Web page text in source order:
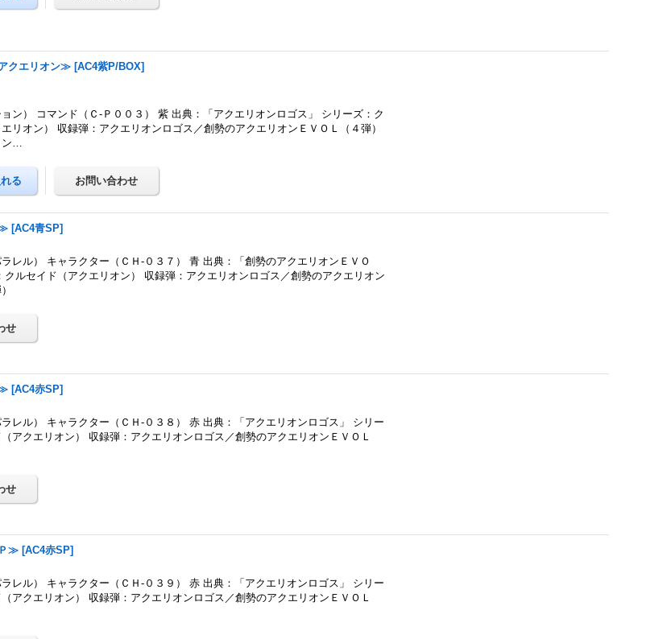
クエリオン≫ [AC4紫P/BOX]
ョン） コマンド（Ｃ-Ｐ００３） 紫 出典：「アクエリオンロゴス」 シリーズ：ク
リオン） 収録弾：アクエリオンロゴス／創勢のアクエリオンＥＶＯＬ（４弾）
ン…
[AC4青SP]
ラレル） キャラクター（ＣＨ-０３７） 青 出典：「創勢のアクエリオンＥＶＯ
クルセイド（アクエリオン） 収録弾：アクエリオンロゴス／創勢のアクエリオン
[AC4赤SP]
ラレル） キャラクター（ＣＨ-０３８） 赤 出典：「アクエリオンロゴス」 シリー
アクエリオン） 収録弾：アクエリオンロゴス／創勢のアクエリオンＥＶＯＬ
≫ [AC4赤SP]
ラレル） キャラクター（ＣＨ-０３９） 赤 出典：「アクエリオンロゴス」 シリー
アクエリオン） 収録弾：アクエリオンロゴス／創勢のアクエリオンＥＶＯＬ